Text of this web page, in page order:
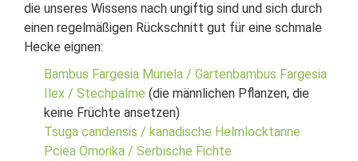
die unseres Wissens nach ungiftig sind und sich durch
einen regelmäßigen Rückschnitt gut für eine schmale
Hecke eignen:
Bambus Fargesia Muriela / Gartenbambus Fargesia
Ilex / Stechpalme (die männlichen Pflanzen, die
keine Früchte ansetzen)
Tsuga candensis / kanadische Helmlocktanne
Pciea Omorika / Serbische Fichte